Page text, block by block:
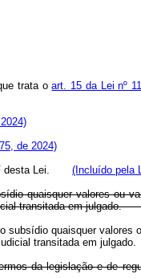
trata oart. 15 da Lei nº
de 2024)
F desta Lei. (Incluído pela
quaisquer valores ou
transitada em
quaisquer
judicial transitada em
da legislação e de